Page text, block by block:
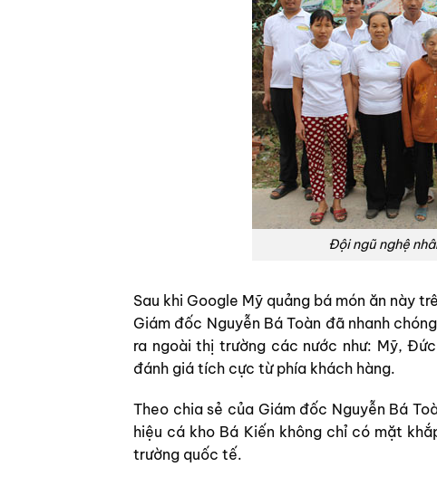
Đội ngũ nghệ
Sau khi Google Mỹ quảng bá món ăn này
Giám đốc Nguyễn Bá Toàn đã nhanh
ra ngoài thị trường các nước như: Mỹ,
đánh giá tích cực từ phía khách hàng.
Theo chia sẻ của Giám đốc Nguyễn Bá
hiệu cá kho Bá Kiến không chỉ có mặt
trường quốc tế.